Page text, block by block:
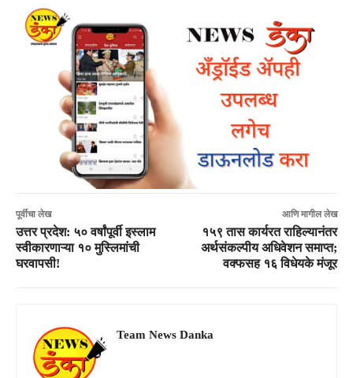
पूर्वीचा लेख
उत्तर प्रदेश: ५० वर्षांपूर्वी इस्लाम
स्वीकारणाऱ्या १० मुस्लिमांची
घरवापसी!
आणि मागील लेख
१५९ तास कार्यरत राहिल्यानंतर
अर्थसंकल्पीय अधिवेशन समाप्त;
वक्फसह १६ विधेयके मंजूर
Team News Danka